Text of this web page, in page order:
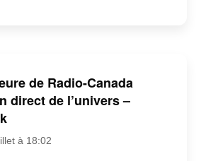
de Radio-Canada
direct de l’univers –
à 18:02